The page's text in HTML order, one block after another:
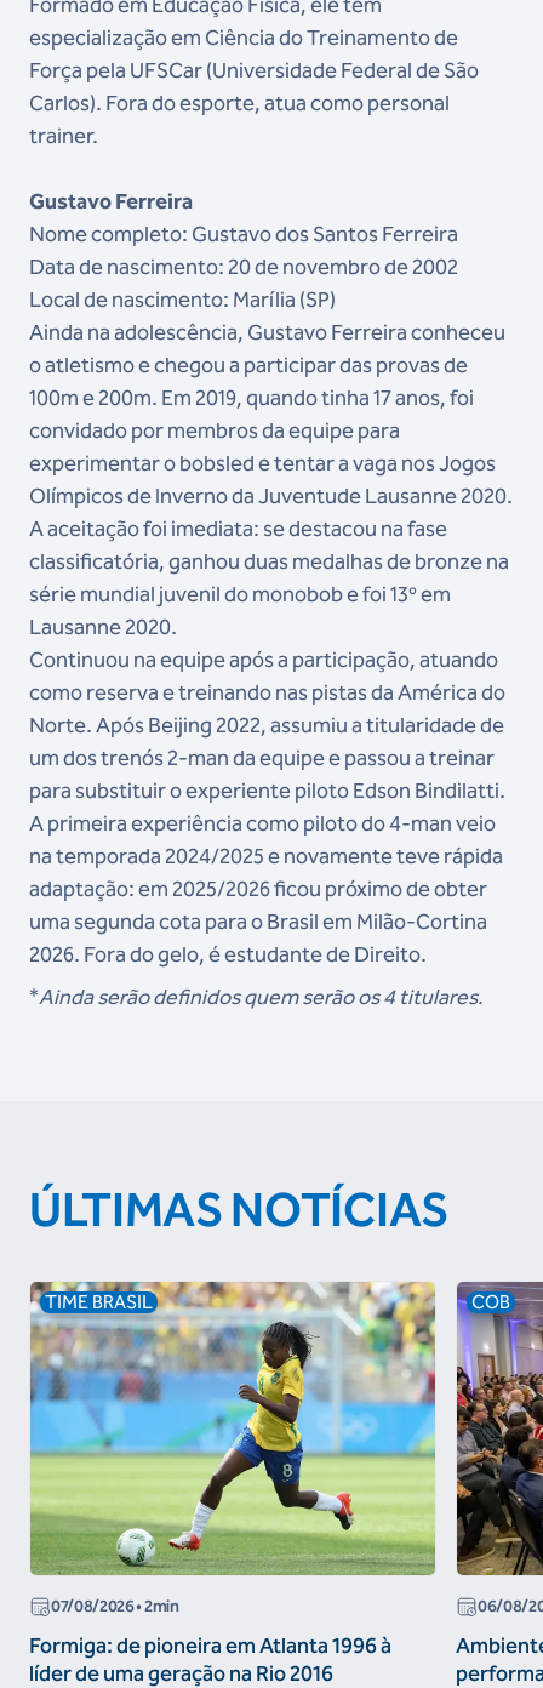
especialização em Ciência do Treinamento de
Força pela UFSCar (Universidade Federal de São
Carlos). Fora do esporte, atua como personal
trainer.
Gustavo Ferreira
Nome completo: Gustavo dos Santos Ferreira
Data de nascimento: 20 de novembro de 2002
Local de nascimento: Marília (SP)
Ainda na adolescência, Gustavo Ferreira conheceu
o atletismo e chegou a participar das provas de
100m e 200m. Em 2019, quando tinha 17 anos, foi
convidado por membros da equipe para
experimentar o bobsled e tentar a vaga nos Jogos
Olímpicos de Inverno da Juventude Lausanne 2020.
A aceitação foi imediata: se destacou na fase
classificatória, ganhou duas medalhas de bronze na
série mundial juvenil do monobob e foi 13º em
Lausanne 2020.
Continuou na equipe após a participação, atuando
como reserva e treinando nas pistas da América do
Norte. Após Beijing 2022, assumiu a titularidade de
um dos trenós 2-man da equipe e passou a treinar
para substituir o experiente piloto Edson Bindilatti.
A primeira experiência como piloto do 4-man veio
na temporada 2024/2025 e novamente teve rápida
adaptação: em 2025/2026 ficou próximo de obter
uma segunda cota para o Brasil em Milão-Cortina
2026. Fora do gelo, é estudante de Direito.
*Ainda serão definidos quem serão os 4 titulares.
ÚLTIMAS NOTÍCIAS
TIME BRASIL
07/08/2026• 2min
Formiga: de pioneira em Atlanta 1996 à
líder de uma geração na Rio 2016
COB
06/08/